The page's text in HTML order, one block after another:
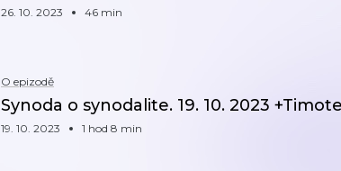
26. 10. 2023 46 min
O epizodě
Synoda o synodalite. 19. 10. 2023
19. 10. 2023 1 hod 8 min